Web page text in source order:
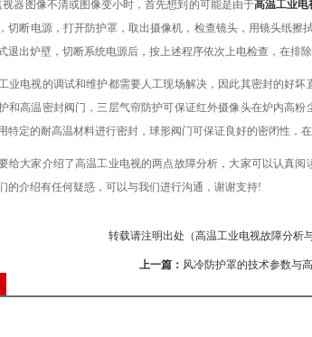
图像不清或图像变小时，首先想到的可能是由于高温工业电
切断电源，打开防护罩，取出摄像机，检查镜头，用镜头纸
退出炉壁，切断系统电源后，按上述程序依次上电检查，在排
电视的调试和维护都需要人工现场解决，因此其密封的好坏
和高温密封阀门，三层气帘防护可保证红外摄像头在炉内高
特定的耐高温材料进行密封，球形阀门可保证良好的密闭性，
大家介绍了高温工业电视的两点故障分析，大家可以认真阅
的介绍有任何疑惑，可以与我们进行沟通，谢谢支持!
转载请注明出处（高温工业电视故障分析与
上一篇： 风冷防护罩的技术参数与